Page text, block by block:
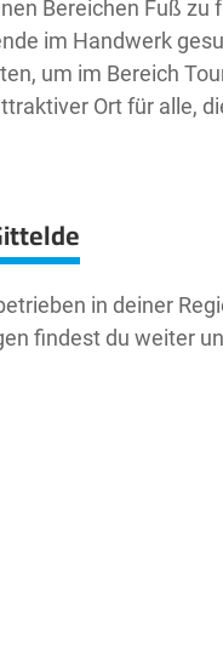
Bereichen Fuß zu
im Handwerk
um im Bereich
Ort für alle,
in deiner
findest du weiter